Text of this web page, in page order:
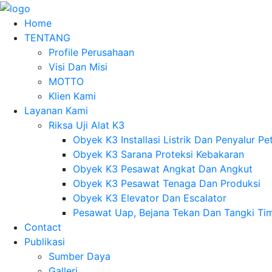
Home
TENTANG
Profile Perusahaan
Visi Dan Misi
MOTTO
Klien Kami
Layanan Kami
Riksa Uji Alat K3
Obyek K3 Installasi Listrik Dan Penyalur
Obyek K3 Sarana Proteksi Kebakaran
Obyek K3 Pesawat Angkat Dan Angkut
Obyek K3 Pesawat Tenaga Dan Produksi
Obyek K3 Elevator Dan Escalator
Pesawat Uap, Bejana Tekan Dan Tangki
Contact
Publikasi
Sumber Daya